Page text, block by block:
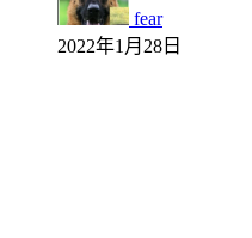
fear
2022年1月28日